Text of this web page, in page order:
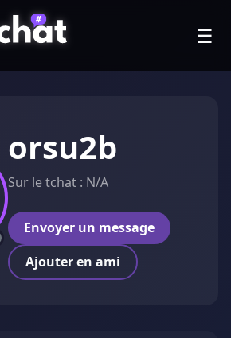
☰
orsu2b
Sur le tchat : N/A
Envoyer un message
Ajouter en ami